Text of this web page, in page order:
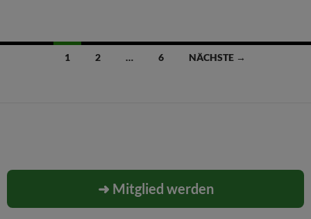
Beitragsnavigation
1 2 … 6 NÄCHSTE →
➜ Mitglied werden